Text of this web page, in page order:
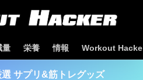
量 栄養 情報 Workout
サプリ&筋トレグッズ